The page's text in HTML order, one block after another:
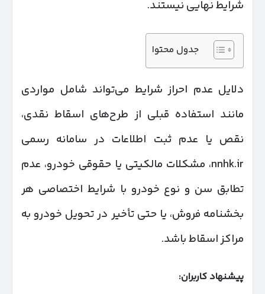
شرایط نهایی نیستند.
جدول محتوا
دلایل عدم احراز شرایط می‌تواند شامل مواردی
مانند استفاده قبلی از طرح‌های اسقاط نقدی،
نقص یا عدم ثبت اطلاعات در سامانه رسمی
nnhk.ir، مشکلات مالکیتی یا حقوقی خودرو، عدم
تطابق سن و نوع خودرو با شرایط اختصاصی هر
بخشنامه فروش، یا حتی تأخیر در تحویل خودرو به
مراکز اسقاط باشد.
پیشنهاد کاربران: